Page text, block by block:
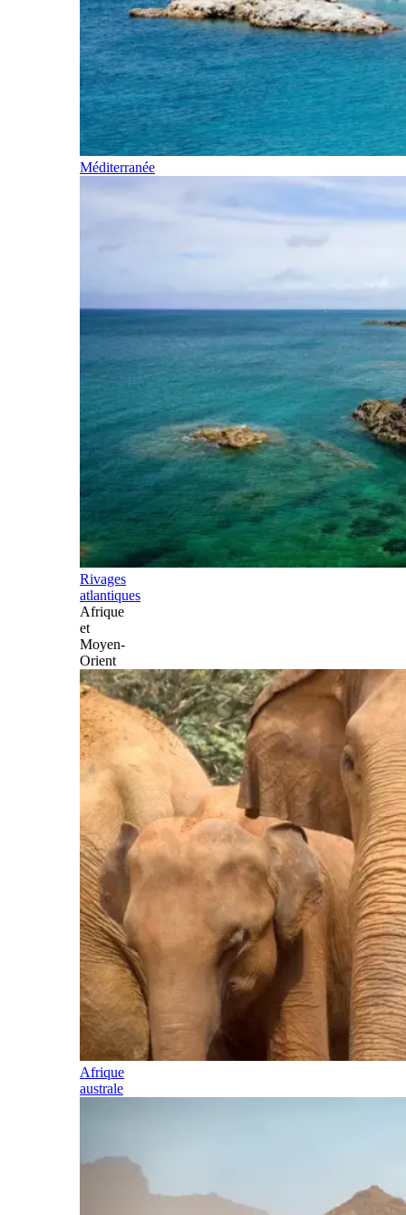
Méditerranée
Rivages
atlantiques
Afrique
et
Moyen-
Orient
Afrique
australe